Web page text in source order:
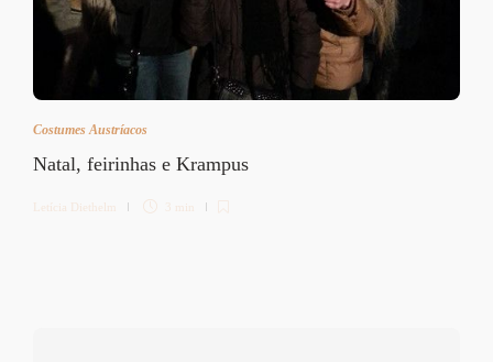
Costumes Austríacos
Natal, feirinhas e Krampus
Letícia Diethelm 3 min